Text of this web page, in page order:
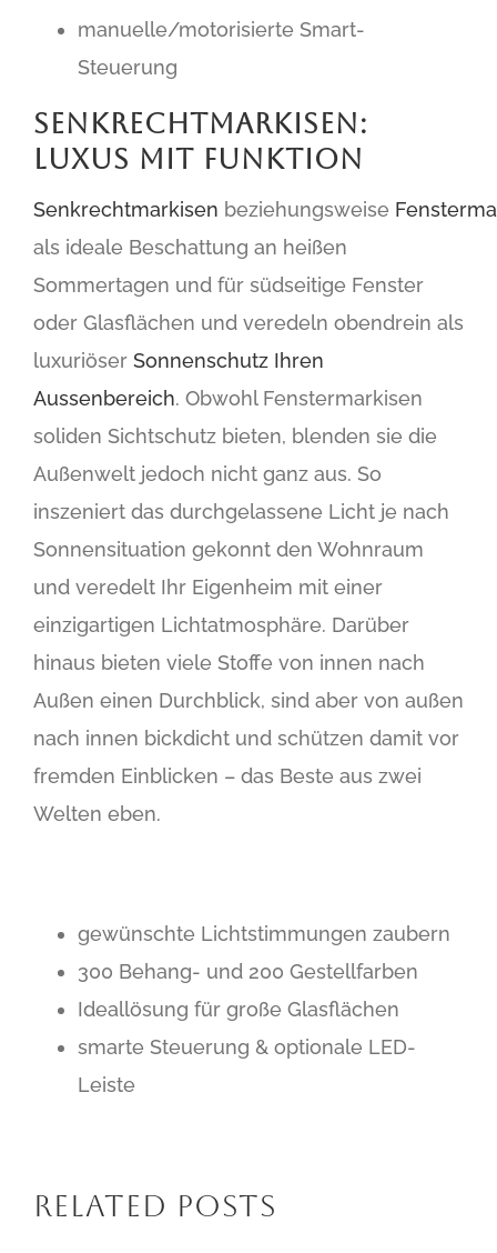
manuelle/motorisierte Smart-
Steuerung
SENKRECHTMARKISEN:
LUXUS MIT FUNKTION
Senkrechtmarkisen beziehungsweise
als ideale Beschattung an heißen
Sommertagen und für südseitige Fenster
oder Glasflächen und veredeln obendrein als
luxuriöser Sonnenschutz Ihren
Aussenbereich. Obwohl Fenstermarkisen
soliden Sichtschutz bieten, blenden sie die
Außenwelt jedoch nicht ganz aus. So
inszeniert das durchgelassene Licht je nach
Sonnensituation gekonnt den Wohnraum
und veredelt Ihr Eigenheim mit einer
einzigartigen Lichtatmosphäre. Darüber
hinaus bieten viele Stoffe von innen nach
Außen einen Durchblick, sind aber von außen
nach innen bickdicht und schützen damit vor
fremden Einblicken – das Beste aus zwei
Welten eben.
gewünschte Lichtstimmungen zaubern
300 Behang- und 200 Gestellfarben
Ideallösung für große Glasflächen
smarte Steuerung & optionale LED-
Leiste
Related Posts